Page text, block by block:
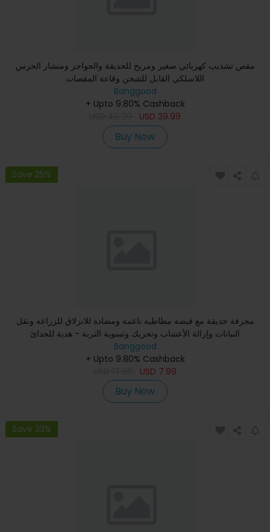
مقص تشذيب كهربائي صغير ومريح للحديقة والحواجز ومنشار الحرس
اللاسلكي القابل للشحن وقاعة المقصات
Banggood
+ Upto 9.80% Cashback
USD 39.99
Buy Now
Save 25%
مجرفة حديقة مع قبضة مطاطية ناعمة ومضادة للانزلاق للزراعة ونقل
النباتات وإزالة الأعشاب وتحريك وتسوية التربة - هدية للحدائ
Banggood
+ Upto 9.80% Cashback
USD 7.99
Buy Now
Save 33%